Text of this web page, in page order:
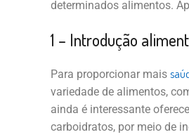
determinados alimentos.
1 – Introdução
Para proporcionar mais
variedade de alimentos,
ainda é interessante
carboidratos, por meio de